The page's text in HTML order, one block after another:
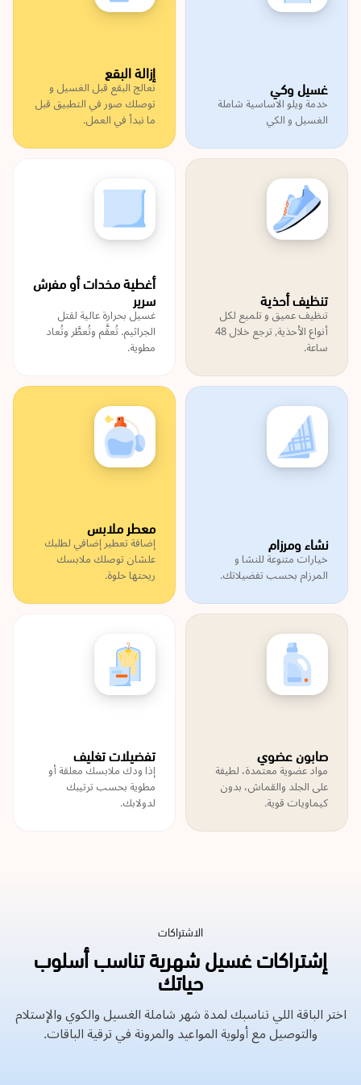
غسيل وكي
خدمة ويلو الاساسية شاملة
الغسيل و الكي
إزالة البقع
نعالج البقع قبل الغسيل و
توصلك صور في التطبيق قبل
ما نبدأ في العمل.
تنظيف أحذية
تنظيف عميق و تلميع لكل
أنواع الأحذية, ترجع خلال 48
ساعة.
أغطية مخدات أو مفرش
سرير
غسيل بحرارة عالية لقتل
الجراثيم. تُعقَّم وتُعطَّر وتُعاد
مطوية.
نشاء ومرزام
خيارات متنوعة للنشا و
المرزام بحسب تفضيلاتك.
معطر ملابس
إضافة تعطير إضافي لطلبك
علشان توصلك ملابسك
ريحتها حلوة.
صابون عضوي
مواد عضوية معتمدة، لطيفة
على الجلد والقماش، بدون
كيماويات قوية.
تفضيلات تغليف
إذا ودك ملابسك معلقة أو
مطوية بحسب ترتيبك
لدولابك.
الاشتراكات
إشتراكات غسيل شهرية تناسب أسلوب
حياتك
اختر الباقة اللي تناسبك لمدة شهر شاملة الغسيل والكوي والإستلام
والتوصيل مع أولوية المواعيد والمرونة في ترقية الباقات.